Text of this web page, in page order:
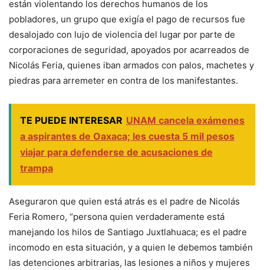
están violentando los derechos humanos de los
pobladores, un grupo que exigía el pago de recursos fue
desalojado con lujo de violencia del lugar por parte de
corporaciones de seguridad, apoyados por acarreados de
Nicolás Feria, quienes iban armados con palos, machetes y
piedras para arremeter en contra de los manifestantes.
TE PUEDE INTERESAR UNAM cancela exámenes
a aspirantes de Oaxaca; les cuesta 5 mil pesos
viajar para defenderse de acusaciones de
trampa
Aseguraron que quien está atrás es el padre de Nicolás
Feria Romero, “persona quien verdaderamente está
manejando los hilos de Santiago Juxtlahuaca; es el padre
incomodo en esta situación, y a quien le debemos también
las detenciones arbitrarias, las lesiones a niños y mujeres